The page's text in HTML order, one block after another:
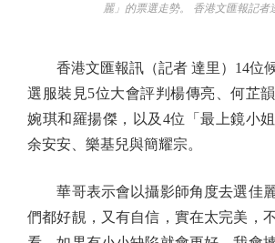
麗」的票選走勢。 香港文匯報記者
香港文匯報訊（記者 達里）14位
選服裝見5位大會評判楊傳亮、何芷
婉琪和羅揚傑，以及4位「最上鏡小姐
余安安、樂基兒與簡耀宗。
華哥表示會以攝影師角度去選佳麗
們都好靚，又有自信，實在太完美，